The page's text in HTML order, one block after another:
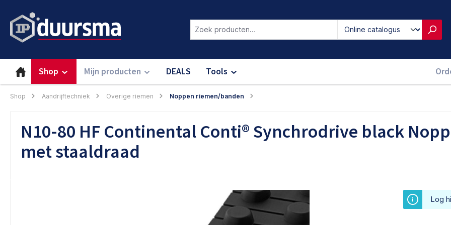
Shop Mijn producten DEALS Tools
Shop Aandrijftechniek Overige riemen Noppen riemen/banden
N10-80 HF Continental Conti® Synchrodrive black
met staaldraad
Log